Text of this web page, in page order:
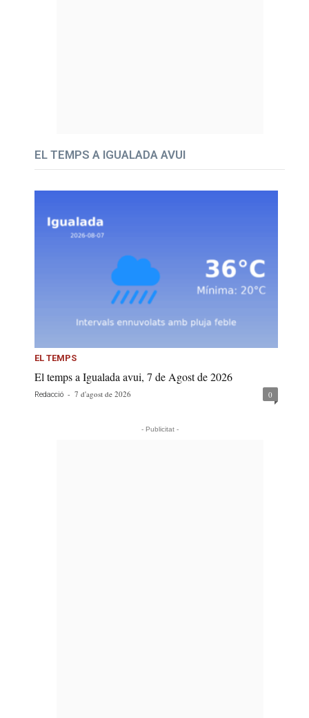
EL TEMPS A IGUALADA AVUI
EL TEMPS
El temps a Igualada avui, 7 de Agost de 2026
Redacció - 7 d'agost de 2026 0
- Publicitat -